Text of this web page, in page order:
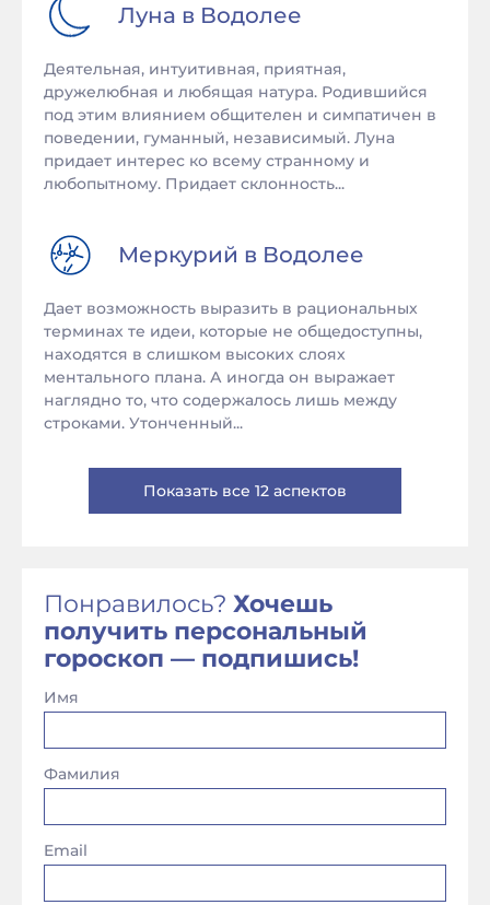
Луна в Водолее
Деятельная, интуитивная, приятная,
дружелюбная и любящая натура. Родившийся
под этим влиянием общителен и симпатичен в
поведении, гуманный, независимый. Луна
придает интерес ко всему странному и
любопытному. Придает склонность...
Меркурий в Водолее
Дает возможность выразить в рациональных
терминах те идеи, которые не общедоступны,
находятся в слишком высоких слоях
ментального плана. А иногда он выражает
наглядно то, что содержалось лишь между
строками. Утонченный...
Показать все 12 аспектов
Понравилось? Хочешь
получить персональный
гороскоп — подпишись!
Имя
Фамилия
Email